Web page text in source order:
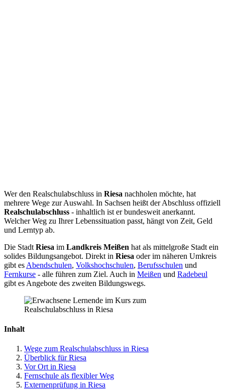
Wer den Realschulabschluss in Riesa nachholen möchte, hat
mehrere Wege zur Auswahl. In Sachsen heißt der Abschluss offiziell
Realschulabschluss - inhaltlich ist er bundesweit anerkannt.
Welcher Weg zu Ihrer Lebenssituation passt, hängt von Zeit, Geld
und Lerntyp ab.
Die Stadt Riesa im Landkreis Meißen hat als mittelgroße Stadt ein
solides Bildungsangebot. Direkt in Riesa oder im näheren Umkreis
gibt es Abendschulen, Volkshochschulen, Berufsschulen und
Fernkurse - alle führen zum Ziel. Auch in Meißen und Radebeul
gibt es Angebote des zweiten Bildungswegs.
Inhalt
Wege zum Realschulabschluss in Riesa
Überblick für Riesa
Vor Ort in Riesa
Fernschule als flexibler Weg
Externenprüfung in Riesa